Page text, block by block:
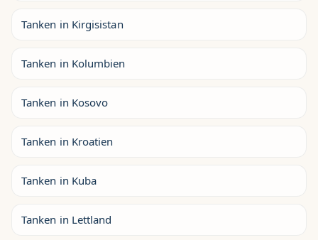
Tanken in Kirgisistan
Tanken in Kolumbien
Tanken in Kosovo
Tanken in Kroatien
Tanken in Kuba
Tanken in Lettland